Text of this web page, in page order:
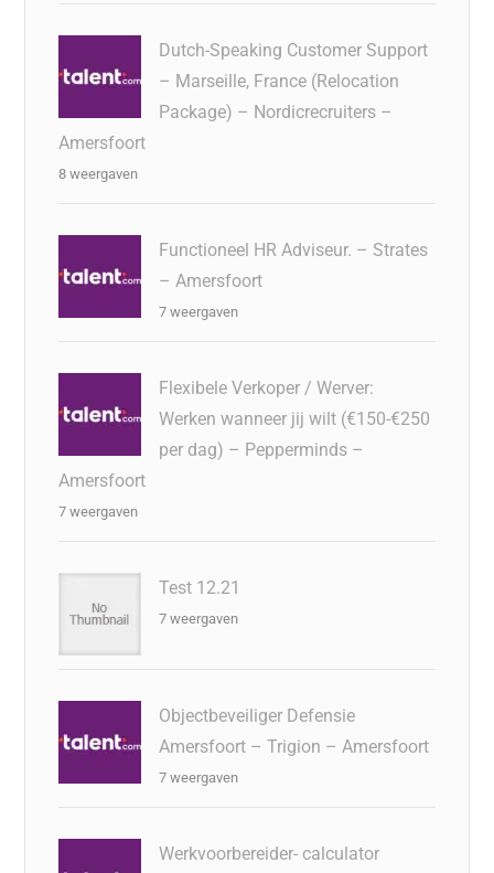
Dutch-Speaking Customer Support
– Marseille, France (Relocation
Package) – Nordicrecruiters –
Amersfoort
8 weergaven
Functioneel HR Adviseur. – Strates
– Amersfoort
7 weergaven
Flexibele Verkoper / Werver:
Werken wanneer jij wilt (€150-€250
per dag) – Pepperminds –
Amersfoort
7 weergaven
Test 12.21
7 weergaven
Objectbeveiliger Defensie
Amersfoort – Trigion – Amersfoort
7 weergaven
Werkvoorbereider- calculator